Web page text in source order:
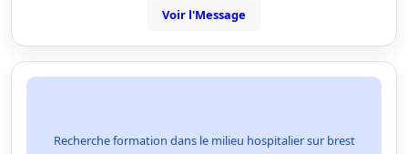
Voir l'Message
Recherche formation dans le milieu hospitalier sur brest